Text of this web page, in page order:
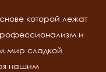
которой лежат
и
мир сладкой
нашим